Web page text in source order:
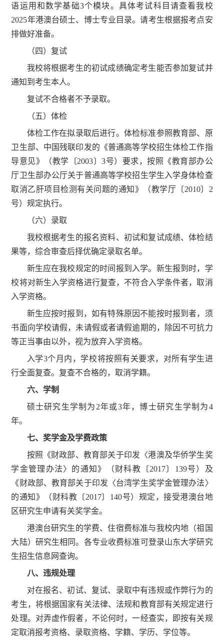
语运用和数学基础3个模块。具体考试科目请查看我校
2025年港澳台硕士、博士专业目录。请考生根据报考点安
排做好准备。
（四）复试
我校将根据考生的初试成绩确定考生能否参加复试并
通知到考生本人。
复试不合格者不予录取。
（五）体检
体检工作在拟录取后进行。体检标准参照教育部、原
卫生部、中国残联印发的《普通高等学校招生体检工作指
导意见》（教学〔2003〕3号）要求，按照《教育部办公
厅卫生部办公厅关于普通高等学校招生学生入学身体检查
取消乙肝项目检测有关问题的通知》（教学厅〔2010〕2
号）规定执行。
（六）录取
我校根据考生的报名资料、初试和复试成绩、体检结
果等，综合审查后择优确定录取名单。
新生应在我校规定的时间报到入学。新生报到时，学
校将对新生入学资格进行复查，不符合入学条件者，取消
入学资格。
新生应按时报到，如有特殊原因不能按时报到者，须
书面向学校请假，未请假或者请假逾期的，除因不可抗力
等正当事由以外，视为放弃入学资格。
入学3个月内，学校将按照有关要求，对所有学生进
行全面复查。复查不合格的，取消学籍。
六、学制
硕士研究生学制为2年或3年，博士研究生学制为4
年。
七、奖学金及学费政策
按照《财政部、教育部关于印发〈港澳及华侨学生奖
学金管理办法〉的通知》（财科教〔2017〕139号）及
《财政部、教育部关于印发〈台湾学生奖学金管理办法〉
的通知》（财科教〔2017〕140号）规定，接受港澳台地
区研究生申请有关奖学金。
港澳台研究生的学费、住宿费标准与我校内地（祖国
大陆）研究生相同。各专业收费标准可登录山东大学研究
生招生信息网查询。
八、违规处理
对在报名、初试、复试、录取中有违规或作弊行为的
考生，将根据国家有关法律、法规和教育部有关规定进行
处理。对弄虚作假者，不论何时，一经查实，即按有关规
定取消报考资格、录取资格、学籍、学历、学位等。